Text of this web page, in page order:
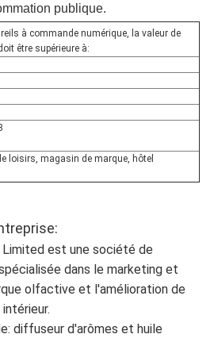
publique.
à commande numérique, la valeur de
être supérieure à:
loisirs, magasin de marque, hôtel
Limited est une société de
dans le marketing et
olfactive et l'amélioration de
diffuseur d'arômes et huile